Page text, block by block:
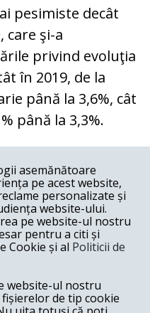
pesimiste decât
care şi-a
privind evoluţia
în 2019, de la
până la 3,6%, cât
până la 3,3%.
asemănătoare
pe acest website,
personalizate și
website-ului.
pe website-ul nostru
pentru a citi și
Cookie și al Politicii de
website-ul nostru
de tip cookie